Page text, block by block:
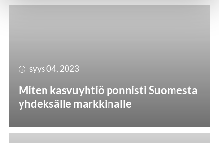
syys 04, 2023
Miten kasvuyhtiö ponnisti Suomesta
yhdeksälle markkinalle